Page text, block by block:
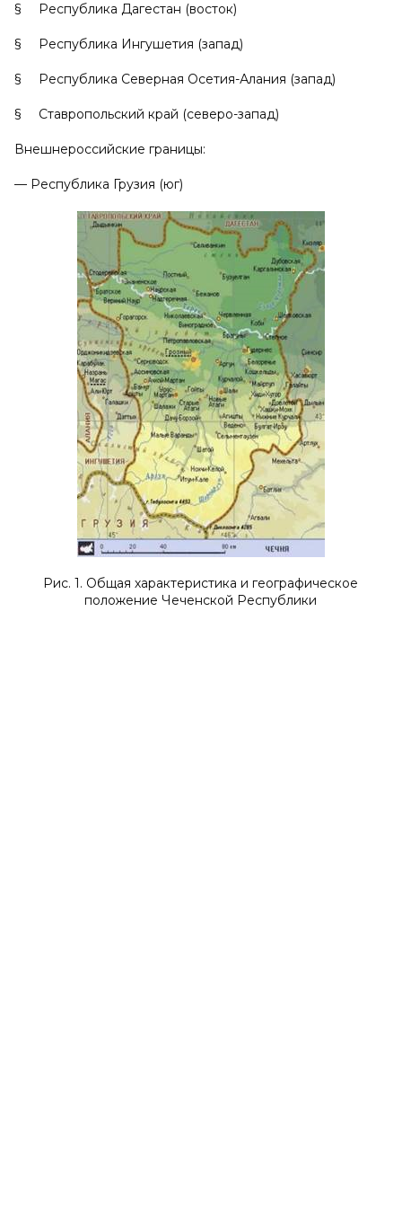
§ Республика Дагестан (восток)
§ Республика Ингушетия (запад)
§ Республика Северная Осетия-Алания (запад)
§ Ставропольский край (северо-запад)
Внешнероссийские границы:
— Республика Грузия (юг)
Рис. 1. Общая характеристика и географическое
положение Чеченской Республики